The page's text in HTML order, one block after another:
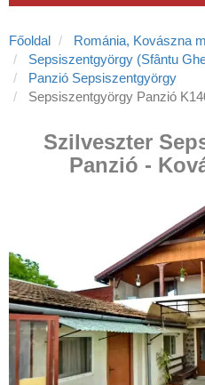
Főoldal
Románia, Kovászna
Sepsiszentgyörgy (Sfântu
Panzió Sepsiszentgyörgy
Sepsiszentgyörgy Panzió
Szilveszter
Panzió -